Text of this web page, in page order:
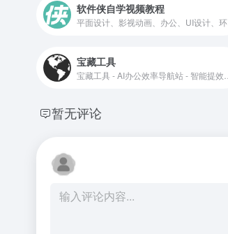
软件侠自学视频教程
宝藏工具
暂无评论